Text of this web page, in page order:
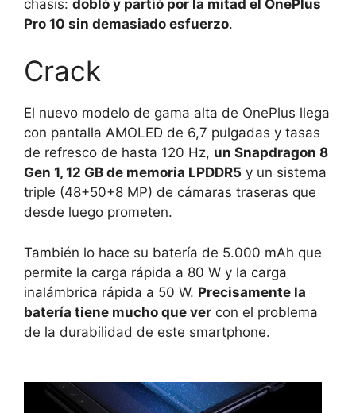
chasis: dobló y partió por la mitad el OnePlus
Pro 10 sin demasiado esfuerzo.
Crack
El nuevo modelo de gama alta de OnePlus llega
con pantalla AMOLED de 6,7 pulgadas y tasas
de refresco de hasta 120 Hz, un Snapdragon 8
Gen 1, 12 GB de memoria LPDDR5 y un sistema
triple (48+50+8 MP) de cámaras traseras que
desde luego prometen.
También lo hace su batería de 5.000 mAh que
permite la carga rápida a 80 W y la carga
inalámbrica rápida a 50 W. Precisamente la
batería tiene mucho que ver con el problema
de la durabilidad de este smartphone.